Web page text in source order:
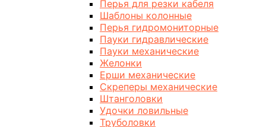
Перья для резки кабеля
Шаблоны колонные
Перья гидромониторные
Пауки гидравлические
Пауки механические
Желонки
Ерши механические
Скреперы механические
Штанголовки
Удочки ловильные
Труболовки